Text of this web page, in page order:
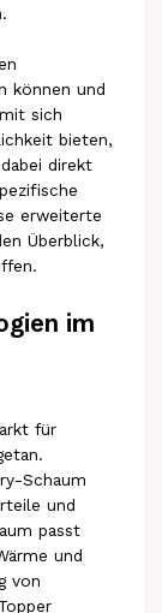
können und
sich
bieten,
direkt
erweiterte
Überblick,
im
für
Schaum
und
passt
und
von